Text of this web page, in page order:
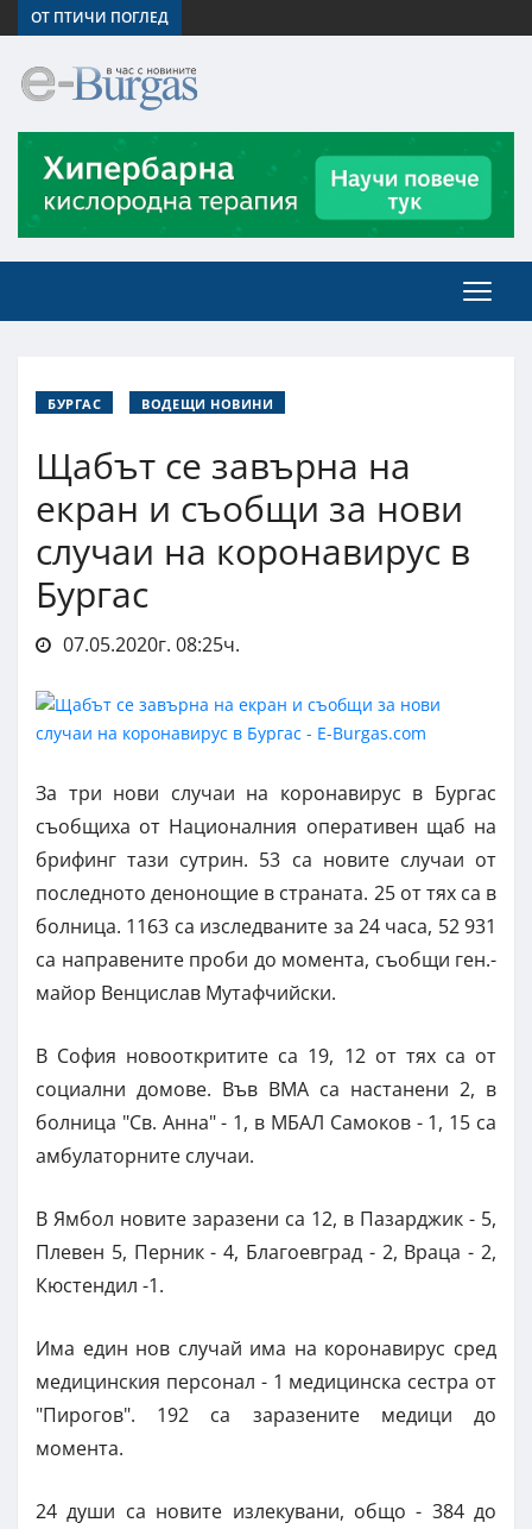
ОТ ПТИЧИ ПОГЛЕД
БУРГАС ВОДЕЩИ НОВИНИ
Щабът се завърна на
екран и съобщи за нови
случаи на коронавирус в
Бургас
07.05.2020г. 08:25ч.
За три нови случаи на коронавирус в Бургас
съобщиха от Националния оперативен щаб на
брифинг тази сутрин. 53 са новите случаи от
последното денонощие в страната. 25 от тях са в
болница. 1163 са изследваните за 24 часа, 52 931
са направените проби до момента, съобщи ген.-
майор Венцислав Мутафчийски.
В София новооткритите са 19, 12 от тях са от
социални домове. Във ВМА са настанени 2, в
болница "Св. Анна" - 1, в МБАЛ Самоков - 1, 15 са
амбулаторните случаи.
В Ямбол новите заразени са 12, в Пазарджик - 5,
Плевен 5, Перник - 4, Благоевград - 2, Враца - 2,
Кюстендил -1.
Има един нов случай има на коронавирус сред
медицинския персонал - 1 медицинска сестра от
"Пирогов". 192 са заразените медици до
момента.
24 души са новите излекувани, общо - 384 до